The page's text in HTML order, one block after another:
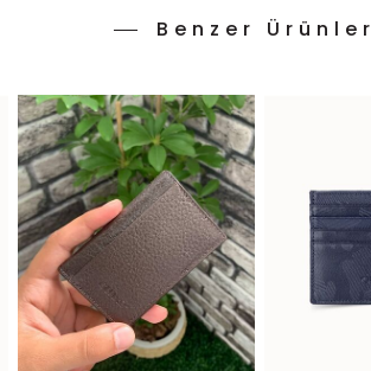
Benzer Ürünler